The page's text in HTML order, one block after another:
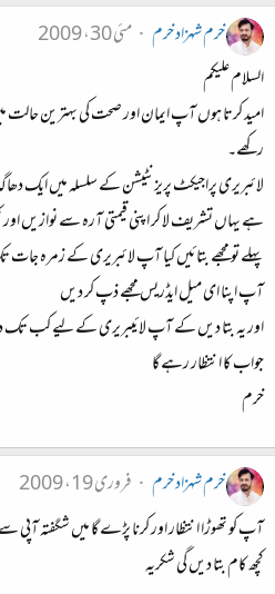
خرم شہزاد خرم
مئی 30، 2009
السلام علیکم
امید کرتا ہوں آپ ایمان اور صحت کی بہترین حالت
رکھے۔
لائبریری پراجیکٹ پریزنٹیشن کے سلسلہ میں
ہے یہاں تشریف لا کر اپنی قیمتی آرہ سے نوازیں
پہلے تو مجھے بتائیں کیا آپ لائبریری کے زمرہ جات
آپ اپنا ای میل ایڈریس مجھے ذپ کر دیں
اور یہ بتا دیں کے آپ لائیبریری کے لیے کب تک
جواب کا انتظار رہے گا
خرم
خرم شہزاد خرم
فروری 19، 2009
آپ کو تھوڑا انتظار اور کرنا پڑے گا میں شگفتہ
کچھ کام بتا دیں گی شکریہ